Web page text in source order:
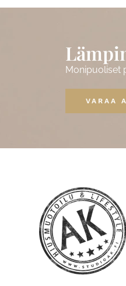
Monipuoliset
VARAA